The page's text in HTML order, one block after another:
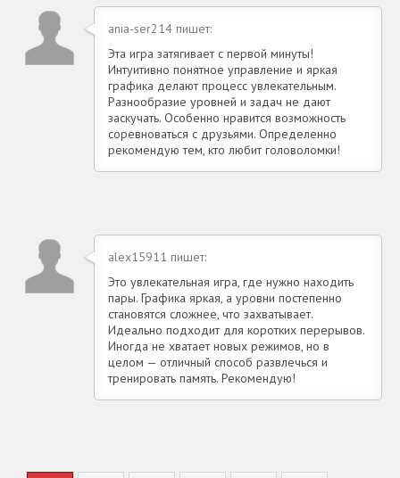
ania-ser214 пишет:
Эта игра затягивает с первой минуты!
Интуитивно понятное управление и яркая
графика делают процесс увлекательным.
Разнообразие уровней и задач не дают
заскучать. Особенно нравится возможность
соревноваться с друзьями. Определенно
рекомендую тем, кто любит головоломки!
alex15911 пишет:
Это увлекательная игра, где нужно находить
пары. Графика яркая, а уровни постепенно
становятся сложнее, что захватывает.
Идеально подходит для коротких перерывов.
Иногда не хватает новых режимов, но в
целом — отличный способ развлечься и
тренировать память. Рекомендую!